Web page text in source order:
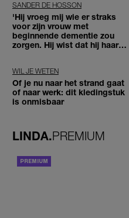
SANDER DE HOSSON
'Hij vroeg mij wie er straks
voor zijn vrouw met
beginnende dementie zou
zorgen. Hij wist dat hij haar
WIL JE WETEN
Of je nu naar het strand gaat
of naar werk: dit kledingstuk
is onmisbaar
LINDA.PREMIUM